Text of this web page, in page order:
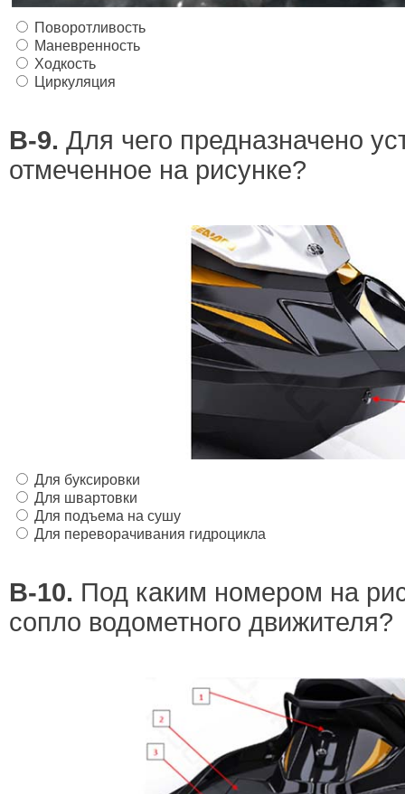
Поворотливость
Маневренность
Ходкость
Циркуляция
В-9. Для чего предназначено
отмеченное на рисунке?
Для буксировки
Для швартовки
Для подъема на сушу
Для переворачивания гидроцикла
В-10. Под каким номером на
сопло водометного движителя?